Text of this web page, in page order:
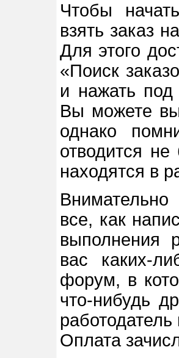
Чтобы
взять заказ
Для этого
«Поиск
и нажать под
Вы можете
однако
отводится
находятся в
все, как
выполнения
вас каких-
форум, в
что-нибудь
Оплата